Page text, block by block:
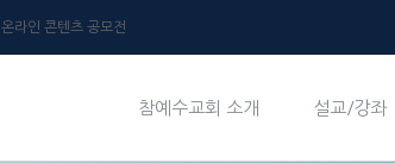
라인 콘텐츠 공모전
참예수교회 소개 설교/강좌